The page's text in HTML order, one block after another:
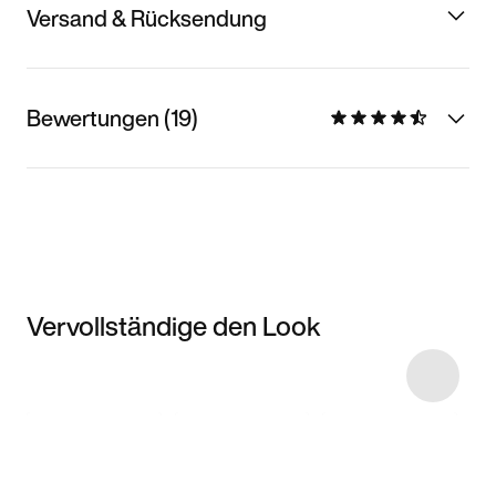
Versand & Rücksendung
Bewertungen (19)
Vervollständige den Look